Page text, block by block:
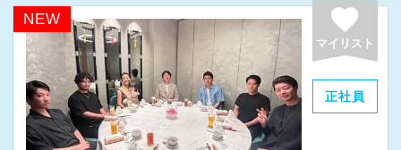
緒に頑張っていきませんか？
【現役スタッフの声】
インターンから新卒で入社しました。
インターン時代は「ここまでやるの！？」とい
NEW favorite
マイリスト
正社員